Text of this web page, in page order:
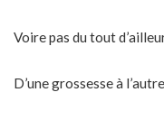
Voire pas du tout
D’une grossesse à